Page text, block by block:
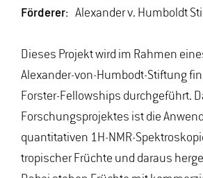
Förderer: Alexander v. Humboldt
Dieses Projekt wird im Rahmen
Alexander-von-Humbodt-Stiftung
Forster-Fellowships durchgeführt.
Forschungsprojektes ist die
quantitativen 1H-NMR-
tropischer Früchte und daraus